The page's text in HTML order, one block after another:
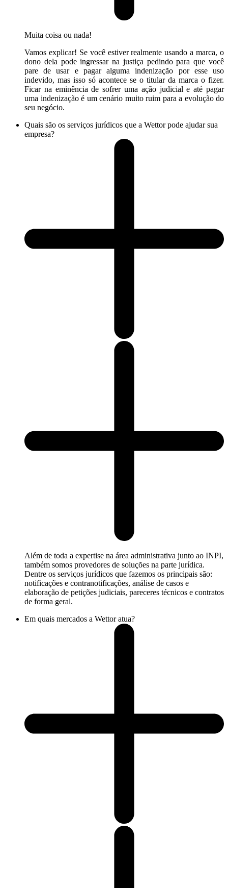
Muita coisa ou nada!
Vamos explicar! Se você estiver realmente usando a marca, o
dono dela pode ingressar na justiça pedindo para que você
pare de usar e pagar alguma indenização por esse uso
indevido, mas isso só acontece se o titular da marca o fizer.
Ficar na eminência de sofrer uma ação judicial e até pagar
uma indenização é um cenário muito ruim para a evolução do
seu negócio.
Quais são os serviços jurídicos que a Wettor pode ajudar sua
empresa?
Além de toda a expertise na área administrativa junto ao INPI,
também somos provedores de soluções na parte jurídica.
Dentre os serviços jurídicos que fazemos os principais são:
notificações e contranotificações, análise de casos e
elaboração de petições judiciais, pareceres técnicos e contratos
de forma geral.
Em quais mercados a Wettor atua?